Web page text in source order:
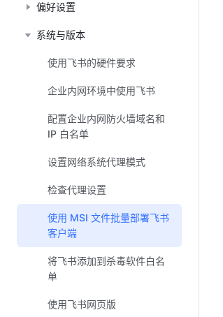
偏好设置
系统与版本
使用飞书的硬件要求
企业内网环境中使用飞书
配置企业内网防火墙域名和
IP 白名单
设置网络系统代理模式
检查代理设置
使用 MSI 文件批量部署飞书
客户端
将飞书添加到杀毒软件白名
单
使用飞书网页版